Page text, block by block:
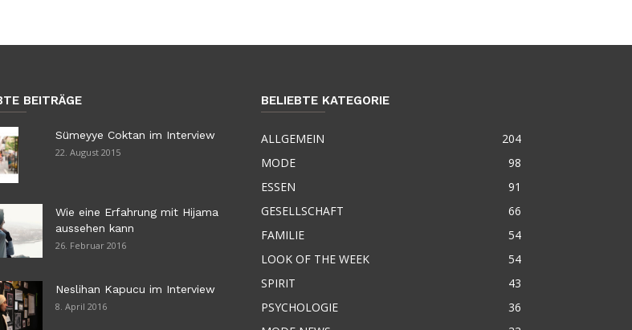
BEITRÄGE
Sümeyye Coktan im Interview
22. August 2015
Wie eine Erfahrung mit Hijama
aussehen kann
26. Februar 2016
Neslihan Kapucu im Interview
8. April 2016
BELIEBTE KATEGORIE
ALLGEMEIN
204
MODE
98
ESSEN
91
GESELLSCHAFT
66
FAMILIE
54
LOOK OF THE WEEK
54
SPIRIT
43
PSYCHOLOGIE
36